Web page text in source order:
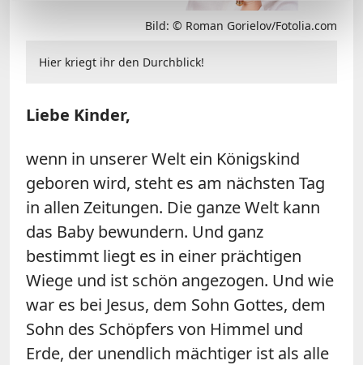
Bild: © Roman Gorielov/Fotolia.com
Hier kriegt ihr den Durchblick!
Liebe Kinder,
wenn in unserer Welt ein Königskind
geboren wird, steht es am nächsten Tag
in allen Zeitungen. Die ganze Welt kann
das Baby bewundern. Und ganz
bestimmt liegt es in einer prächtigen
Wiege und ist schön angezogen. Und wie
war es bei Jesus, dem Sohn Gottes, dem
Sohn des Schöpfers von Himmel und
Erde, der unendlich mächtiger ist als alle